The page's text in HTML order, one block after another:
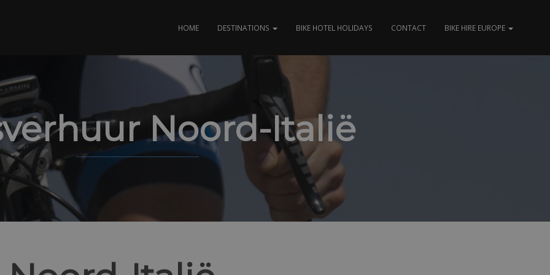
HOME DESTINATIONS BIKE HOTEL HOLIDAYS CONTACT BIKE HIRE EUROPE
Noord-Italië